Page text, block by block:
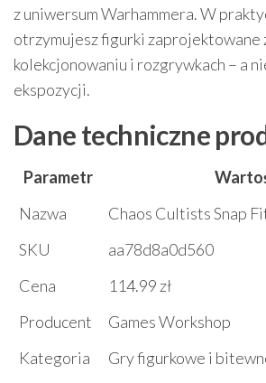
z uniwersum Warhammera. W
otrzymujesz figurki zaprojektowane
kolekcjonowaniu i rozgrywkach – a
ekspozycji.
Dane techniczne
Parametr
Nazwa
Chaos Cultists Snap
SKU
aa78d8a0d560
Cena
114.99 zł
Producent
Games Workshop
Kategoria
Gry figurkowe i